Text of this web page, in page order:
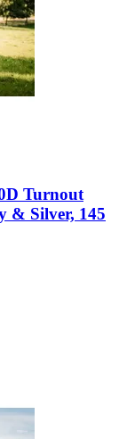
Turnout
& Silver, 145